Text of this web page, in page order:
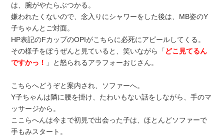
は、腕がやたらぶつかる。
嫌われたくないので、念入りにシャワーをした後は、MB姿のY
子ちゃんとご対面。
HP表記のFカップのOPIがこちらに必死にアピールしてくる。
その様子をぼうぜんと見ていると、笑いながら「 どこ見てるん
ですかっ！
」と怒られるアラフォーおじさん。
こちらへどうぞと案内され、ソファーへ。
Y子ちゃんは隣に腰を掛け、たわいもない話をしながら、手のマ
ッサージから。
ここらへんは今まで初見で出会った子は、ほとんどソファーで
手もみスタート。